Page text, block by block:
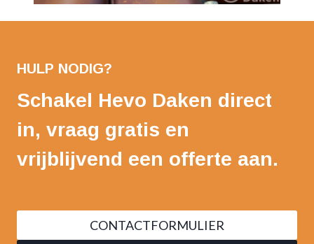
HULP NODIG?
Schakel Hevo Daken direct
in, vraag gratis en
vrijblijvend een offerte aan.
CONTACTFORMULIER